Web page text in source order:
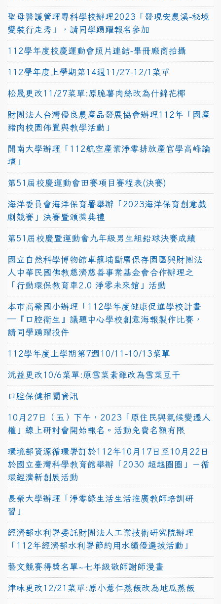
聖母醫護管理專科學校辦理2023「發現安農溪-秘境
變裝行走秀」，請同學踴躍報名參加
112學年度校慶運動會照片連結-畢冊廠商拍攝
112學年度上學期第14週11/27-12/1菜單
松晟更改11/27菜單:原脆薯肉絲改為什錦花椰
財團法人台灣優良農產品發展協會辦理112年「國產
豬肉校園佈置與教學活動」
開南大學辦理「112航空產業淨零排放產官學高峰論
壇」
第51屆校慶運動會田賽項目賽程表(決賽)
海洋委員會海洋保育署舉辦「2023海洋保育創意戲
劇競賽」決賽暨頒獎典禮
第51屆校慶暨運動會九年級男生組鉛球決賽成績
國立自然科學博物館車籠埔斷層保存園區與財團法
人中華民國佛教慈濟慈善事業基金會合作辦理之
「行動環保教育車2.0 淨零未來館」活動
本市高榮國小辦理「112學年度健康促進學校計畫
─『口腔衛生』議題中心學校創意海報製作比賽，
請同學踴躍投件
112學年度上學期第7週10/11-10/13菜單
沅益更改10/6菜單:原雪菜素雞改為雪菜豆干
口腔保健相關資訊
10月27日（五）下午，2023「原住民與氣候變遷人
權」線上研討會開始報名。活動免費名額有限
環境部資源循環署訂於112年10月17日至10月22日
於國立臺灣科學教育館舉辦「2030 超越圈圈」－循
環經濟新創展活動
長榮大學辦理「淨零綠生活生活推廣教師培訓研
習」
經濟部水利署委託財團法人工業技術研究院辦理
「112年經濟部水利署節約用水績優選拔活動」
藝文競賽得獎名單~七年級敬師謝師漫畫
津味更改12/21菜單:原小薏仁蒸飯改為地瓜蒸飯